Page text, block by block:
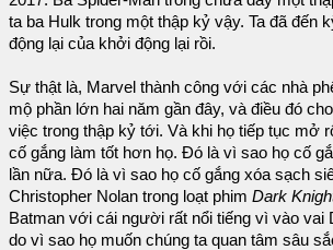
ta ba Hulk trong một thập kỷ vậy. Ta đã đến
động lại của khởi động lại rồi.
Sự thật là, Marvel thành công với các nhà
mộ phần lớn hai năm gần đây, và điều đó
việc trong thập kỷ tới. Và khi họ tiếp tục mở
cố gắng làm tốt hơn họ. Đó là vì sao họ cố
lần nữa. Đó là vì sao họ cố gắng xóa sạch
Christopher Nolan trong loạt phim Dark
Batman với cái người rất nổi tiếng vì vào vai
do vì sao họ muốn chúng ta quan tâm sâu